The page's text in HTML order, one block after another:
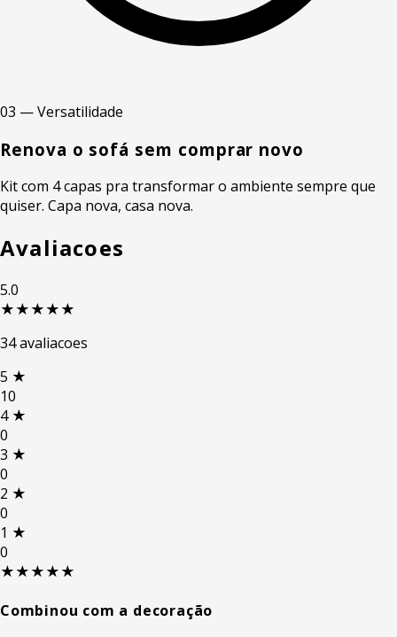
03 — Versatilidade
Renova o sofá sem comprar novo
Kit com 4 capas pra transformar o ambiente sempre que
quiser. Capa nova, casa nova.
Avaliacoes
5.0
★★★★★
34 avaliacoes
5 ★
10
4 ★
0
3 ★
0
2 ★
0
1 ★
0
★★★★★
Combinou com a decoração